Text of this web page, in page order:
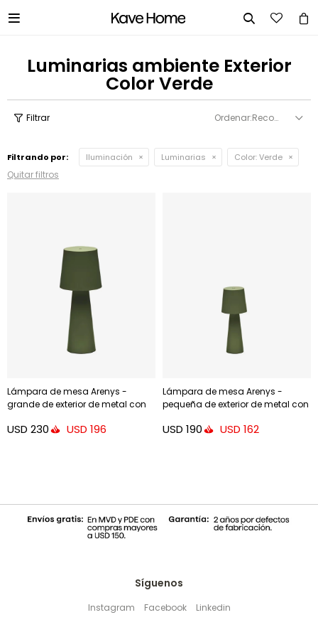
 
Luminarias ambiente Exterior
Color Verde
Recomendados
Filtrando por: Iluminación Luminarias Color:Verde
Quitar filtros
Lámpara de mesa Arenys -
grande de exterior de metal con
USD 230 USD 196
Lámpara de mesa Arenys -
pequeña de exterior de metal con
USD 190 USD 162
Síguenos
Instagram Facebook Linkedin